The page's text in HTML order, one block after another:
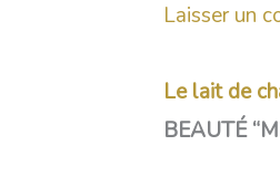
Laisser un
Le lait de
BEAUTÉ